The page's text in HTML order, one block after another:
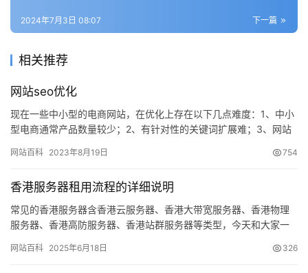
动
态
下一篇
2024年7月3日 08:07
相关推荐
网站seo优化
现在一些中小型的电商网站，在优化上存在以下几点难度：1、中小
型电商通常产品数量较少；2、有针对性的关键词扩展难；3、网站
网站百科 2023年8月19日 754
香港服务器租用流程的详细说明
常见的香港服务器含香港云服务器、香港大带宽服务器、香港物理
服务器、香港高防服务器、香港站群服务器等类型，今天和大家一
网站百科 2025年6月18日 326